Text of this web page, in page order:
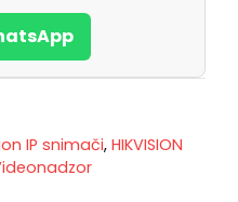
IP snimači, HIKVISION